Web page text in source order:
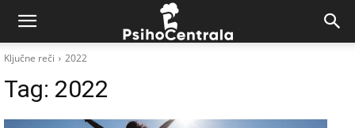
Ključne reči 2022
Tag: 2022